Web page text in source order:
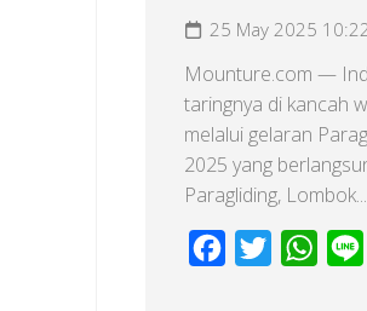
25 May 2025 10:22
Mounture.com —
taringnya di kancah
melalui gelaran
2025 yang
Paragliding, Lombok...
Facebook
Twitter